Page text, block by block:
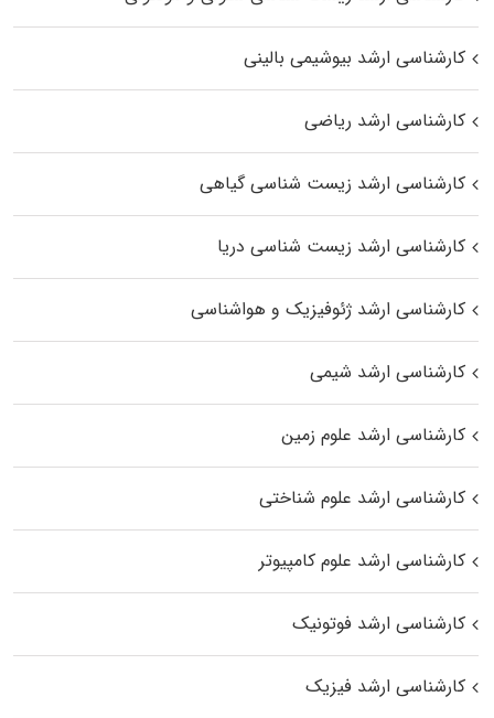
کارشناسی ارشد بیوشیمی بالینی
کارشناسی ارشد ریاضی
کارشناسی ارشد زیست‌ شناسی گیاهی
کارشناسی ارشد زیست‌ شناسی دریا
کارشناسی ارشد ژئوفیزیک و هواشناسی
کارشناسی ارشد شیمی
کارشناسی ارشد علوم زمین
کارشناسی ارشد علوم شناختی
کارشناسی ارشد علوم کامپیوتر
کارشناسی ارشد فوتونیک
کارشناسی ارشد فیزیک